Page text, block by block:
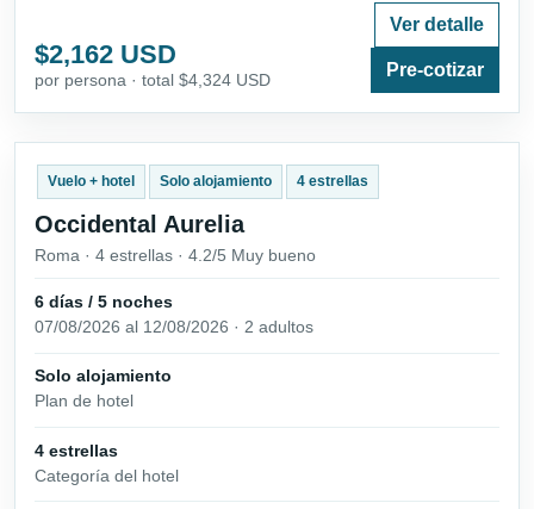
$2,162 USD
por persona · total $4,324 USD
Ver detalle
Pre-cotizar
Vuelo + hotel Solo alojamiento 4 estrellas
Occidental Aurelia
Roma · 4 estrellas · 4.2/5 Muy bueno
6 días / 5 noches
07/08/2026 al 12/08/2026 · 2 adultos
Solo alojamiento
Plan de hotel
4 estrellas
Categoría del hotel